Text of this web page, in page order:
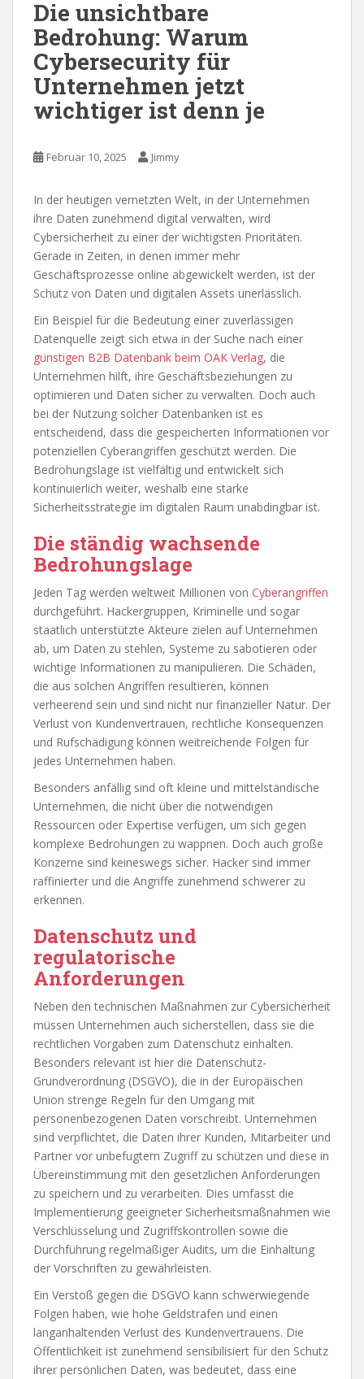
Die unsichtbare
Bedrohung: Warum
Cybersecurity für
Unternehmen jetzt
wichtiger ist denn je
Februar 10, 2025 Jimmy
In der heutigen vernetzten Welt, in der Unternehmen
ihre Daten zunehmend digital verwalten, wird
Cybersicherheit zu einer der wichtigsten Prioritäten.
Gerade in Zeiten, in denen immer mehr
Geschäftsprozesse online abgewickelt werden, ist der
Schutz von Daten und digitalen Assets unerlässlich.
Ein Beispiel für die Bedeutung einer zuverlässigen
Datenquelle zeigt sich etwa in der Suche nach einer
günstigen B2B Datenbank beim OAK Verlag, die
Unternehmen hilft, ihre Geschäftsbeziehungen zu
optimieren und Daten sicher zu verwalten. Doch auch
bei der Nutzung solcher Datenbanken ist es
entscheidend, dass die gespeicherten Informationen vor
potenziellen Cyberangriffen geschützt werden. Die
Bedrohungslage ist vielfältig und entwickelt sich
kontinuierlich weiter, weshalb eine starke
Sicherheitsstrategie im digitalen Raum unabdingbar ist.
Die ständig wachsende
Bedrohungslage
Jeden Tag werden weltweit Millionen von Cyberangriffen
durchgeführt. Hackergruppen, Kriminelle und sogar
staatlich unterstützte Akteure zielen auf Unternehmen
ab, um Daten zu stehlen, Systeme zu sabotieren oder
wichtige Informationen zu manipulieren. Die Schäden,
die aus solchen Angriffen resultieren, können
verheerend sein und sind nicht nur finanzieller Natur. Der
Verlust von Kundenvertrauen, rechtliche Konsequenzen
und Rufschädigung können weitreichende Folgen für
jedes Unternehmen haben.
Besonders anfällig sind oft kleine und mittelständische
Unternehmen, die nicht über die notwendigen
Ressourcen oder Expertise verfügen, um sich gegen
komplexe Bedrohungen zu wappnen. Doch auch große
Konzerne sind keineswegs sicher. Hacker sind immer
raffinierter und die Angriffe zunehmend schwerer zu
erkennen.
Datenschutz und
regulatorische
Anforderungen
Neben den technischen Maßnahmen zur Cybersicherheit
müssen Unternehmen auch sicherstellen, dass sie die
rechtlichen Vorgaben zum Datenschutz einhalten.
Besonders relevant ist hier die Datenschutz-
Grundverordnung (DSGVO), die in der Europäischen
Union strenge Regeln für den Umgang mit
personenbezogenen Daten vorschreibt. Unternehmen
sind verpflichtet, die Daten ihrer Kunden, Mitarbeiter und
Partner vor unbefugtem Zugriff zu schützen und diese in
Übereinstimmung mit den gesetzlichen Anforderungen
zu speichern und zu verarbeiten. Dies umfasst die
Implementierung geeigneter Sicherheitsmaßnahmen wie
Verschlüsselung und Zugriffskontrollen sowie die
Durchführung regelmäßiger Audits, um die Einhaltung
der Vorschriften zu gewährleisten.
Ein Verstoß gegen die DSGVO kann schwerwiegende
Folgen haben, wie hohe Geldstrafen und einen
langanhaltenden Verlust des Kundenvertrauens. Die
Öffentlichkeit ist zunehmend sensibilisiert für den Schutz
ihrer persönlichen Daten, was bedeutet, dass eine